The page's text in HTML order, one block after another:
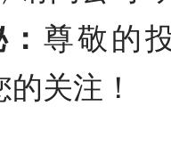
：尊敬的
关注！